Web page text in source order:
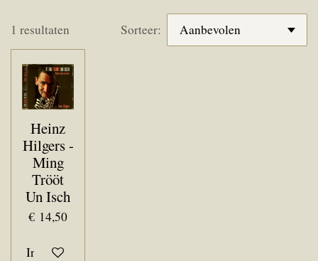
1 resultaten Sorteer:
Heinz
Hilgers -
Ming
Trööt
Un Isch
€ 14,50
In winkelwagen